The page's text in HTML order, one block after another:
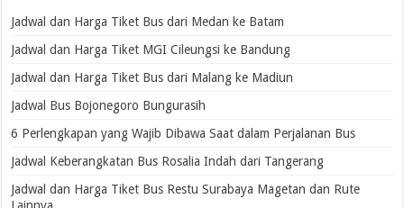
Jadwal dan Harga Tiket Bus dari Medan ke Batam
Jadwal dan Harga Tiket MGI Cileungsi ke Bandung
Jadwal dan Harga Tiket Bus dari Malang ke Madiun
Jadwal Bus Bojonegoro Bungurasih
6 Perlengkapan yang Wajib Dibawa Saat dalam Perjalanan Bus
Jadwal Keberangkatan Bus Rosalia Indah dari Tangerang
Jadwal dan Harga Tiket Bus Restu Surabaya Magetan dan Rute